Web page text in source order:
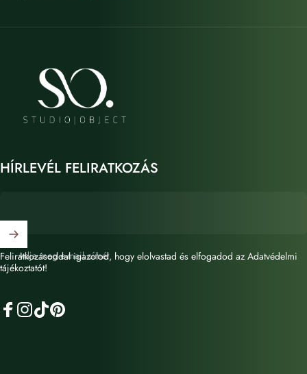
STUDIO OBJECT
HÍRLEVÉL FELIRATKOZÁS
Adja meg e-mail címét
Feliratkozásoddal igazolod, hogy elolvastad és elfogadod az Adatvédelmi
tájékoztatót!